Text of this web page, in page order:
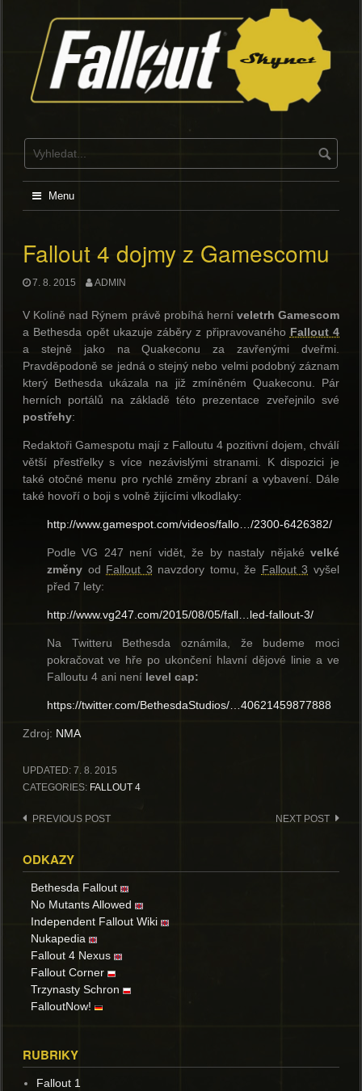
Menu
Fallout 4 dojmy z Gamescomu
7. 8. 2015 ADMIN
V Kolíně nad Rýnem právě probíhá herní veletrh Gamescom
a Bethesda opět ukazuje záběry z připravovaného Fallout 4
a stejně jako na Quakeconu za zavřenými dveřmi.
Pravděpodoně se jedná o stejný nebo velmi podobný záznam
který Bethesda ukázala na již zmíněném Quakeconu. Pár
herních portálů na základě této prezentace zveřejnilo své
postřehy:
Redaktoři Gamespotu mají z Falloutu 4 pozitivní dojem, chválí
větší přestřelky s více nezávislými stranami. K dispozici je
také otočné menu pro rychlé změny zbraní a vybavení. Dále
také hovoří o boji s volně žijícími vlkodlaky:
http://www.gamespot.com/videos/fallo…/2300-6426382/
Podle VG 247 není vidět, že by nastaly nějaké velké
změny od Fallout 3 navzdory tomu, že Fallout 3 vyšel
před 7 lety:
http://www.vg247.com/2015/08/05/fall…led-fallout-3/
Na Twitteru Bethesda oznámila, že budeme moci
pokračovat ve hře po ukončení hlavní dějové linie a ve
Falloutu 4 ani není level cap:
https://twitter.com/BethesdaStudios/…40621459877888
Zdroj: NMA
UPDATED: 7. 8. 2015
CATEGORIES: FALLOUT 4
Post
PREVIOUS POST NEXT POST
ODKAZY
Bethesda Fallout
No Mutants Allowed
Independent Fallout Wiki
Nukapedia
Fallout 4 Nexus
Fallout Corner
Trzynasty Schron
FalloutNow!
RUBRIKY
Fallout 1